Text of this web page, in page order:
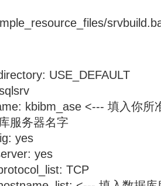
USE_DEFAULT
kbibm_ase <--- 填入你所
服务器名字
yes
yes
TCP